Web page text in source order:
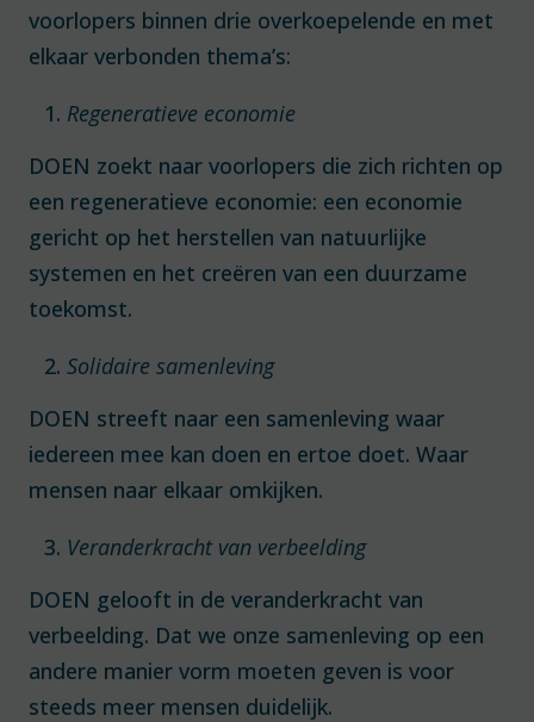
voorlopers binnen drie overkoepelende en met
elkaar verbonden thema’s:
Regeneratieve economie
DOEN zoekt naar voorlopers die zich richten op
een regeneratieve economie: een economie
gericht op het herstellen van natuurlijke
systemen en het creëren van een duurzame
toekomst.
Solidaire samenleving
DOEN streeft naar een samenleving waar
iedereen mee kan doen en ertoe doet. Waar
mensen naar elkaar omkijken.
Veranderkracht van verbeelding
DOEN gelooft in de veranderkracht van
verbeelding. Dat we onze samenleving op een
andere manier vorm moeten geven is voor
steeds meer mensen duidelijk.